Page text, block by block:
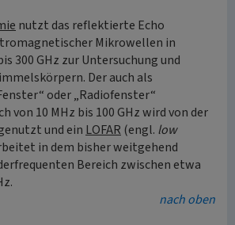
nutzt das reflektierte Echo
Mikrowellen in
300 GHz zur Untersuchung und
Der auch als
oder „Radiofenster“
von 10 MHz bis 100 GHz wird von der
und ein LOFAR (engl. low
in dem bisher weitgehend
Bereich zwischen etwa
nach oben